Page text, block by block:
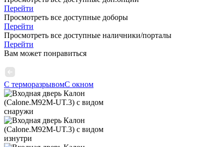
Перейти
Просмотреть все доступные доборы
Перейти
Просмотреть все доступные наличники/порталы
Перейти
Вам может понравиться
С терморазрывомС окном